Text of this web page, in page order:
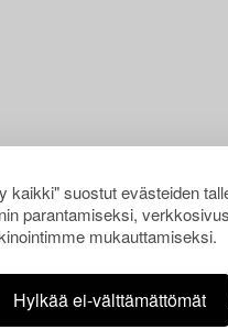
kaikki" suostut evästeiden
parantamiseksi,
mukauttamiseksi.
Hylkää ei-välttämättömät